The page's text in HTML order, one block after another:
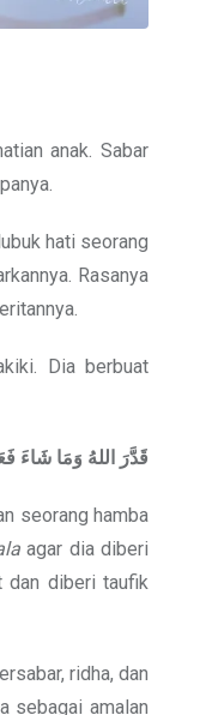
anak. Sabar
hati seorang
Rasanya
Dia berbuat
قَدَّرَ اللهُ وَمَا شَاءَ
seorang hamba
agar dia diberi
dan diberi taufik
ridha, dan
sebagai amalan